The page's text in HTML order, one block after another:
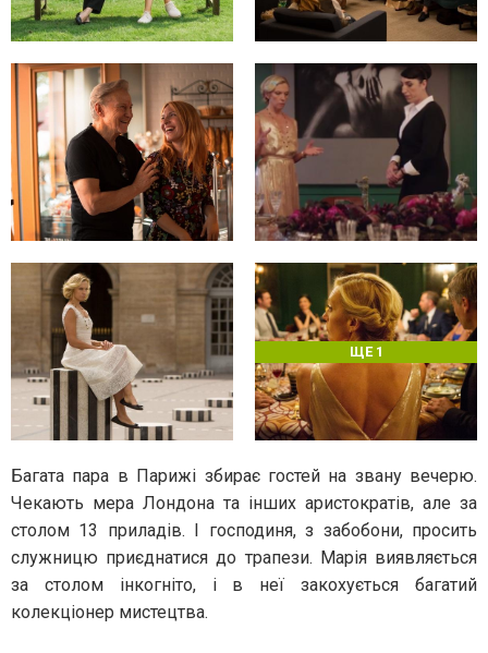
ЩЕ 1
Багата пара в Парижі збирає гостей на звану вечерю.
Чекають мера Лондона та інших аристократів, але за
столом 13 приладів. І господиня, з забобони, просить
служницю приєднатися до трапези. Марія виявляється
за столом інкогніто, і в неї закохується багатий
колекціонер мистецтва.